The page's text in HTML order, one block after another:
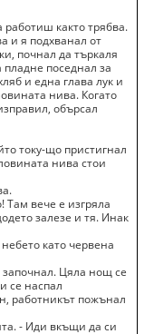
както трябва.
и я подхванал от
почнал да търкаля
поседнал за
и една глава лук и
нива. Когато
обърсал
току-що пристигнал
нива стои
Там вече е изгряла
залезе и тя. Инак
като червена
Цяла нощ се
се наспал
работникът пожънал
- Иди вкъщи да си